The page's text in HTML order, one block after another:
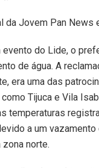
da Jovem Pan
evento do Lide, o
de água. A
era uma das
Tijuca e Vila
temperaturas
a um
zona norte.